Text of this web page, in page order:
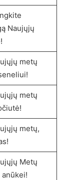
Naujųjų
metų
metų
metų,
Metų